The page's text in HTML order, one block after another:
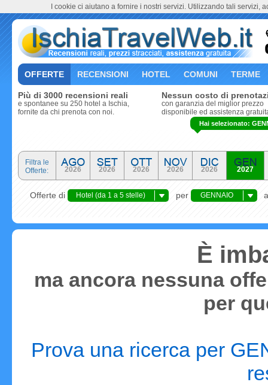
OFFERTE RECENSIONI HOTEL COMUNI TERME
Più di 3000 recensioni reali
e spontanee su 250 hotel a Ischia,
fornite da chi prenota con noi.
Nessun costo di
con garanzia del miglior prezzo
disponibile ed assistenza
Filtra le
Offerte:
2026 2026 2026 2026 2026 2027
Offerte di Hotel (da 1 a 5 stelle) per GENNAIO
È
ma ancora nessuna
per
Prova una ricerca per
Hai selezionato:
I cookie ci aiutano a fornire i nostri servizi. Utilizzando tali servizi,